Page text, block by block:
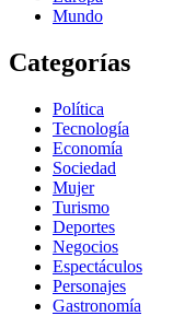
Mundo
Categorías
Política
Tecnología
Economía
Sociedad
Mujer
Turismo
Deportes
Negocios
Espectáculos
Personajes
Gastronomía